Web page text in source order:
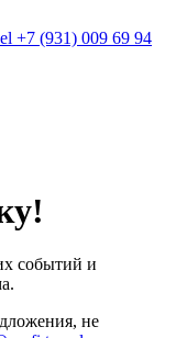
+7 (931) 009 69 94
событий и
не